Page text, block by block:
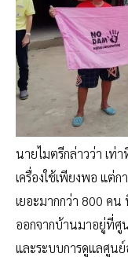
นายไมตรีกล่าวว่า เ
เครื่องใช้เพียงพอ แต่
เยอะมากกว่า 800 ค
ออกจากบ้านมาอยู่ที่ศู
และระบบการดูแลศูน